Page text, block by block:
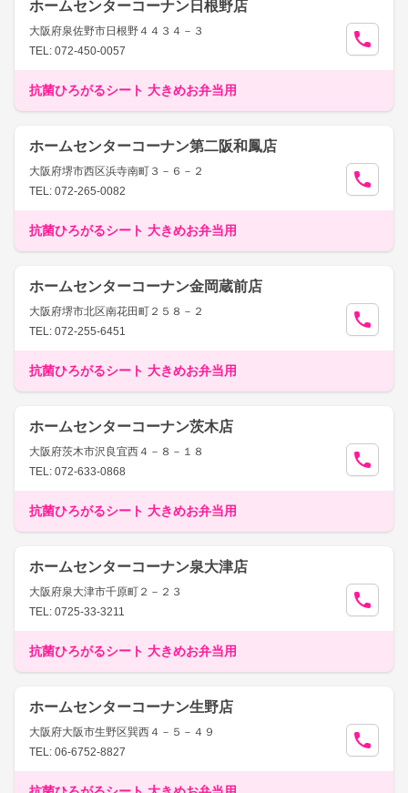
ホームセンターコーナン日根野店
大阪府泉佐野市日根野４４３４－３
TEL: 072-450-0057
抗菌ひろがるシート 大きめお弁当用
ホームセンターコーナン第二阪和鳳店
大阪府堺市西区浜寺南町３－６－２
TEL: 072-265-0082
抗菌ひろがるシート 大きめお弁当用
ホームセンターコーナン金岡蔵前店
大阪府堺市北区南花田町２５８－２
TEL: 072-255-6451
抗菌ひろがるシート 大きめお弁当用
ホームセンターコーナン茨木店
大阪府茨木市沢良宜西４－８－１８
TEL: 072-633-0868
抗菌ひろがるシート 大きめお弁当用
ホームセンターコーナン泉大津店
大阪府泉大津市千原町２－２３
TEL: 0725-33-3211
抗菌ひろがるシート 大きめお弁当用
ホームセンターコーナン生野店
大阪府大阪市生野区巽西４－５－４９
TEL: 06-6752-8827